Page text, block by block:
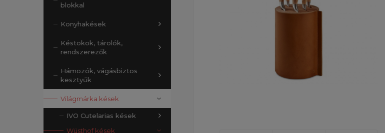
blokkal
Konyhakések
Késtokok, tárolók,
rendszerezők
Hámozók, vágásbiztos
kesztyűk
Világmárka kések
IVO Cutelarias kések
Wüsthof kések